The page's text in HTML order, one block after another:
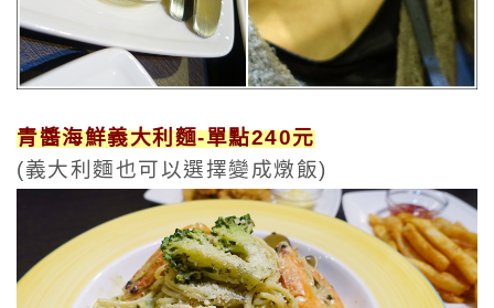
青醬海鮮義大利麵-單點240元
(義大利麵也可以選擇變成燉飯)